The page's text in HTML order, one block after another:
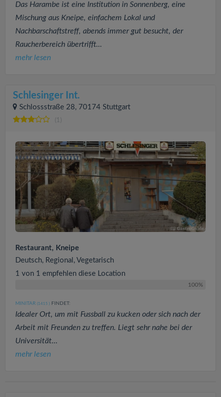
Das Harambe ist eine Institution in Sonnenberg, eine
Mischung aus Kneipe, einfachem Lokal und
Nachbarschaftstreff, abends immer gut besucht, der
Raucherbereich übertrifft...
mehr lesen
Schlesinger Int.
Schlossstraße 28, 70174 Stuttgart
(1)
Restaurant, Kneipe
Deutsch, Regional, Vegetarisch
1 von 1 empfehlen diese Location
100%
MINITAR (1415 ) FINDET:
Idealer Ort, um mit Fussball zu kucken oder sich nach der
Arbeit mit Freunden zu treffen. Liegt sehr nahe bei der
Universität...
mehr lesen